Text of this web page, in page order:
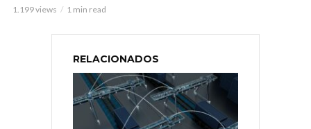
1.199 views 1 min read
RELACIONADOS